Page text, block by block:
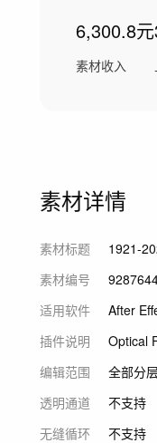
6,300.8元
素材收入
素材详情
素材标题
1921-
素材编号
适用软件
After
插件说明
Optical
编辑范围
全部分
透明通道
不支持
无缝循环
不支持